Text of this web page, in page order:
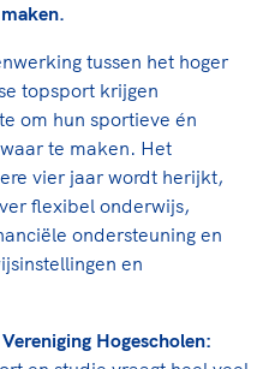
pleintjes, tijdens
te skaten of naar
samen te juichen
Diede de
Of met trots te
van je dochter,
moeder of de
club? Wat mag wel
gedragscode geeft
een leer- en
de volgende functies
experts, coaches,
managers en
tussen het hoger
topsport krijgen
om hun sportieve én
te maken. Het
vier jaar wordt herijkt,
flexibel onderwijs,
ondersteuning en
en
Hogescholen: